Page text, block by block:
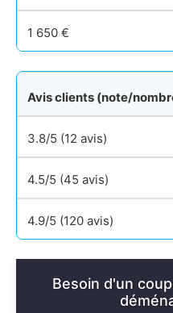
1 650 €
Avis clients (note/
3.8/5 (12 avis)
4.5/5 (45 avis)
4.9/5 (120 avis)
Besoin d'un